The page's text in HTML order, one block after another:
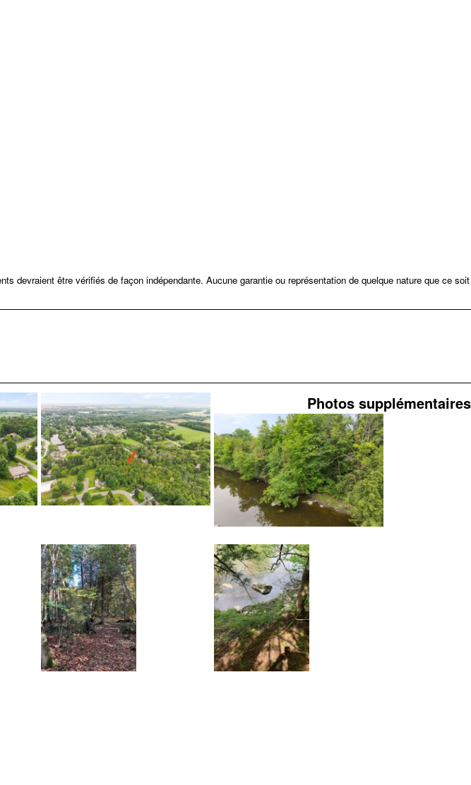
devraient être vérifiés de façon indépendante. Aucune garantie ou représentation de quelque nature que ce soit
Photos supplémentaires